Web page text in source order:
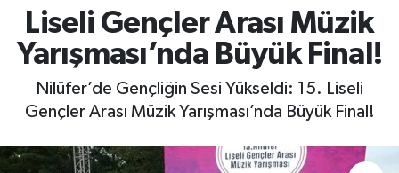
Liseli Gençler Arası Müzik
Yarışması’nda Büyük Final!
Nilüfer’de Gençliğin Sesi Yükseldi: 15. Liseli
Gençler Arası Müzik Yarışması’nda Büyük Final!
Kültür & Sanat
Teknoloji
Bilim
Genel